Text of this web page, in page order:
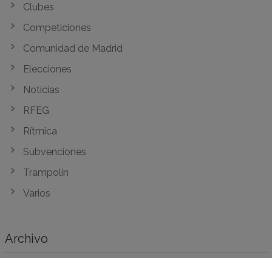
Clubes
Competiciones
Comunidad de Madrid
Elecciones
Noticias
RFEG
Rítmica
Subvenciones
Trampolín
Varios
Archivo